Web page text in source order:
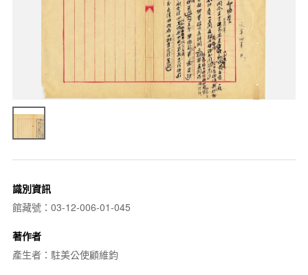
識別資訊
館藏號：03-12-006-01-045
著作者
產生者：駐美公使顧維鈞